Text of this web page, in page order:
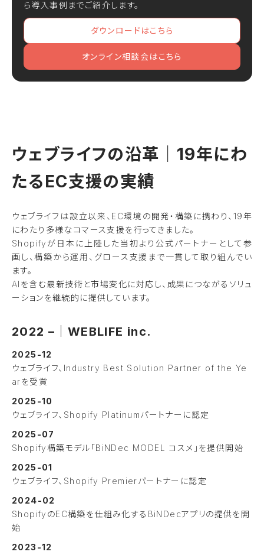
ら導入事例までご紹介します。
ダウンロードはこちら
オンライン相談会はこちら
ウェブライフの沿革｜19年にわ
たるEC支援の実績
ウェブライフは設立以来、EC環境の開発・構築に携わり、19年
にわたり多様なコマース支援を行ってきました。
Shopifyが日本に上陸した当初より公式パートナーとして参
画し、構築から運用、グロース支援まで一貫して取り組んでい
ます。
AIを含む最新技術と市場変化に対応し、成果につながるソリュ
ーションを継続的に提供しています。
2022 –｜WEBLIFE inc.
2025-12
ウェブライフ、Industry Best Solution Partner of the Ye
arを受賞
2025-10
ウェブライフ、Shopify Platinumパートナーに認定
2025-07
Shopify構築モデル「BiNDec MODEL コスメ」を提供開始
2025-01
ウェブライフ、Shopify Premierパートナーに認定
2024-02
ShopifyのEC構築を仕組み化するBiNDecアプリの提供を開
始
2023-12